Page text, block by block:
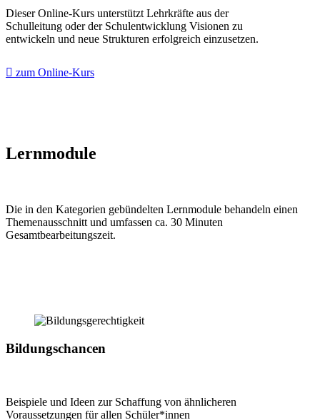
Dieser Online-Kurs unterstützt Lehrkräfte aus der
Schulleitung oder der Schulentwicklung Visionen zu
entwickeln und neue Strukturen erfolgreich einzusetzen.
zum Online-Kurs
Lernmodule
Die in den Kategorien gebündelten Lernmodule behandeln einen
Themenausschnitt und umfassen ca. 30 Minuten
Gesamtbearbeitungszeit.
Bildungschancen
Beispiele und Ideen zur Schaffung von ähnlicheren
Voraussetzungen für allen Schüler*innen